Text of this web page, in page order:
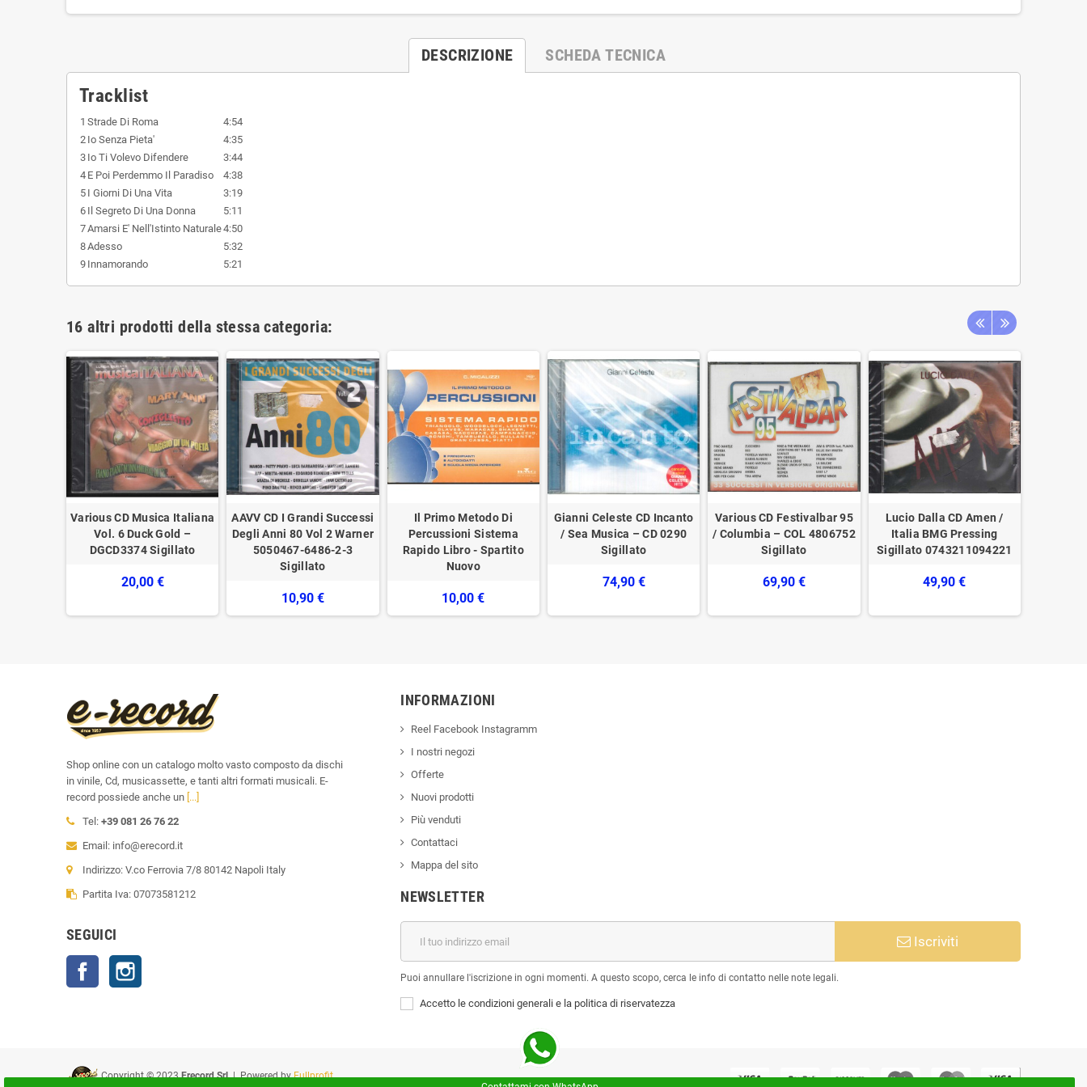
DESCRIZIONE SCHEDA TECNICA
Tracklist
1 Strade Di Roma
4:54
2 Io Senza Pieta'
4:35
3 Io Ti Volevo Difendere
3:44
4 E Poi Perdemmo Il Paradiso
4:38
5 I Giorni Di Una Vita
3:19
6 Il Segreto Di Una Donna
5:11
7Amarsi E' Nell'Istinto Naturale4:50
8Adesso
5:32
9 Innamorando 5:21
16 altri prodotti della stessa categoria:
Various CD Musica Italiana
Vol. 6 Duck Gold –
DGCD3374 Sigillato
20,00 €
AAVV CD I Grandi Successi
Degli Anni 80 Vol 2 Warner
5050467-6486-2-3
Sigillato
10,90 €
Il Primo Metodo Di
Percussioni Sistema
Rapido Libro - Spartito
Nuovo
10,00 €
Gianni Celeste CD Incanto
/ Sea Musica – CD 0290
Sigillato
74,90 €
Various CD Festivalbar 95
/ Columbia – COL 4806752
Sigillato
69,90 €
Lucio Dalla CD Amen /
Italia BMG Pressing
‎Sigillato 0743211094221
49,90 €
Shop online con un catalogo molto vasto composto da dischi
in vinile, Cd, musicassette, e tanti altri formati musicali. E-
record possiede anche un [...]
Tel: +39 081 26 76 22
Email: info@erecord.it
Indirizzo: V.co Ferrovia 7/8 80142 Napoli Italy
Partita Iva: 07073581212
SEGUICI
Facebook
INFORMAZIONI
Reel Facebook Instagramm
I nostri negozi
Offerte
Nuovi prodotti
Più venduti
Contattaci
Mappa del sito
NEWSLETTER
Iscriviti
Puoi annullare l'iscrizione in ogni momenti. A questo scopo, cerca le info di contatto nelle note legali.
Accetto le condizioni generali e la politica di riservatezza
Copyright © 2023Erecord Srl| Powered byFullprofit